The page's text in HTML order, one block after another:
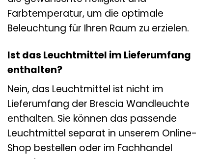
Farbtemperatur, um die optimale
Beleuchtung für Ihren Raum zu erzielen.
Ist das Leuchtmittel im Lieferumfang
enthalten?
Nein, das Leuchtmittel ist nicht im
Lieferumfang der Brescia Wandleuchte
enthalten. Sie können das passende
Leuchtmittel separat in unserem Online-
Shop bestellen oder im Fachhandel